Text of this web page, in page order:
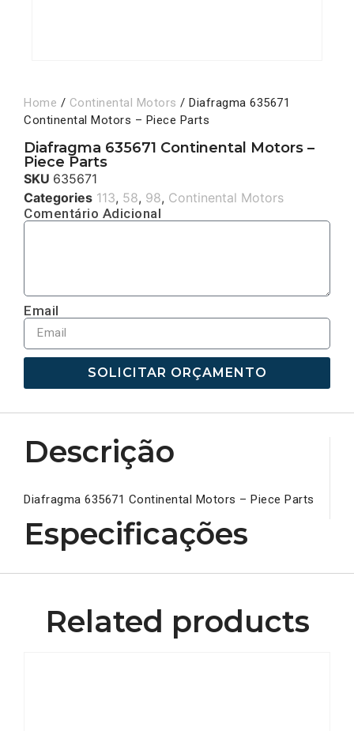
Home / Continental Motors / Diafragma 635671
Continental Motors – Piece Parts
Diafragma 635671 Continental Motors –
Piece Parts
SKU 635671
Categories 113, 58, 98, Continental Motors
Comentário Adicional
Email
SOLICITAR ORÇAMENTO
Descrição
Diafragma 635671 Continental Motors – Piece Parts
Especificações
Related products